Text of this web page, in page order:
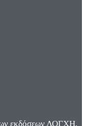
εκδόσεων ΛΟΓΧΗ.